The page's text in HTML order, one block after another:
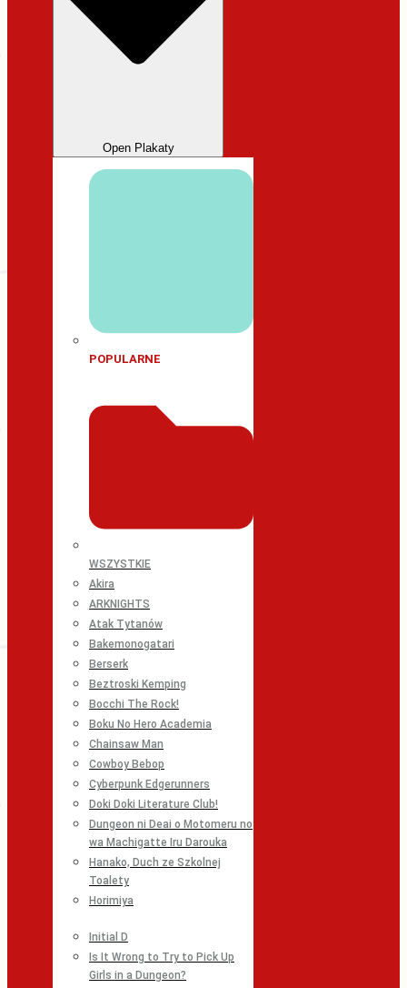
Open Plakaty
POPULARNE
WSZYSTKIE
Akira
ARKNIGHTS
Atak Tytanów
Bakemonogatari
Berserk
Beztroski Kemping
Bocchi The Rock!
Boku No Hero Academia
Chainsaw Man
Cowboy Bebop
Cyberpunk Edgerunners
Doki Doki Literature Club!
Dungeon ni Deai o Motomeru no
wa Machigatte Iru Darouka
Hanako, Duch ze Szkolnej
Toalety
Horimiya
Initial D
Is It Wrong to Try to Pick Up
Girls in a Dungeon?